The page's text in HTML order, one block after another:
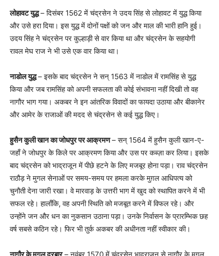
लोहावट युद्ध– दिसंबर 1562 में चंद्रसेन ने उदय सिंह से लोहावट में युद्ध किया
और उसे हरा दिया। इस युद्ध में दोनों पक्षों को जन और माल की भारी हानि हुई।
उदय सिंह ने चंद्रसेन पर कुल्हाड़ी से वार किया था और चंद्रसेन के सहयोगी
रावल मेघ राज ने भी उसे एक वार किया था।
नाडोल युद्ध– इसके बाद चंद्रसेन ने सन् 1563 में नाडोल में रामसिंह से युद्ध
किया और जब रामसिंह को अपनी सफलता की कोई संभावना नहीं दिखी तो वह
नागौर भाग गया। अकबर ने इन आंतरिक विवादों का फायदा उठाया और बीकानेर
और आमेर के राजाओं की मदद से चंद्रसेन से कई युद्ध किए।
हुसैन कुली खान का जोधपुर पर आक्रमण– सन् 1564 में हुसैन कुली खान-ए-
जहाँ ने जोधपुर के किले पर आक्रमण किया और उस पर कब्ज़ा कर लिया। इसके
बाद चंद्रसेन को भाद्राजून में पीछे हटने के लिए मजबूर होना पड़ा। राव चंद्रसेन
राठौड़ ने मुगल सेनाओं पर समय-समय पर हमला करके मुग़ल आधिपत्य को
चुनौती देना जारी रखा। वे मारवाड़ के उत्तरी भाग में खुद को स्थापित करने में भी
सफल रहे। हालाँकि, वह अपनी स्थिति को मजबूत करने में विफल रहे। और
उन्होंने जन और धन का नुकसान उठाना पड़ा। उनके निर्वासन के प्रारम्भिक छह
वर्ष सबसे कठिन रहे। फिर भी तुर्क अकबर की अधीनता नहीं स्वीकार की।